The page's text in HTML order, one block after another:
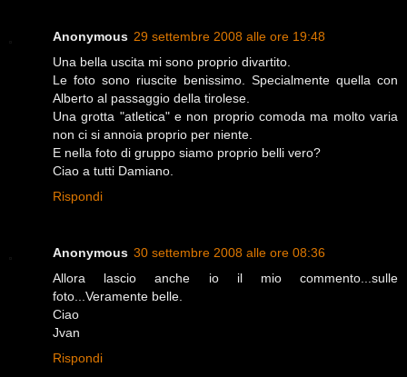
Anonymous 29 settembre 2008 alle ore 19:48
Una bella uscita mi sono proprio divartito.
Le foto sono riuscite benissimo. Specialmente quella con
Alberto al passaggio della tirolese.
Una grotta "atletica" e non proprio comoda ma molto varia
non ci si annoia proprio per niente.
E nella foto di gruppo siamo proprio belli vero?
Ciao a tutti Damiano.
Rispondi
Anonymous 30 settembre 2008 alle ore 08:36
Allora lascio anche io il mio commento...sulle
foto...Veramente belle.
Ciao
Jvan
Rispondi